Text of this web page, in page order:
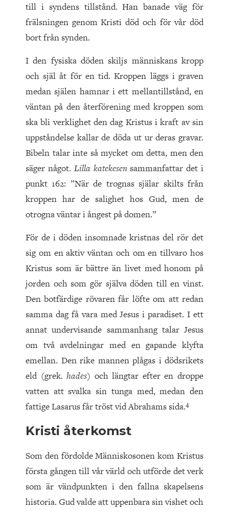
till i syndens tillstånd. Han banade väg för
frälsningen genom Kristi död och för vår död
bort från synden.
I den fysiska döden skiljs människans kropp
och själ åt för en tid. Kroppen läggs i graven
medan själen hamnar i ett mellantillstånd, en
väntan på den återför­ening med kroppen som
ska bli verklighet den dag Kristus i kraft av sin
uppståndelse kallar de döda ut ur deras gravar.
Bibeln talar inte så mycket om detta, men den
säger något. Lilla katekesensammanfattar det i
punkt 162: ”När de trognas själar skilts från
kroppen har de salighet hos Gud, men de
otrogna väntar i ångest på domen.”
För de i döden insomnade kristnas del rör det
sig om en aktiv väntan och om en tillvaro hos
Kristus som är bättre än livet med honom på
jorden och som gör själva döden till en vinst.
Den botfärdige rövaren får löfte om att redan
samma dag få vara med Jesus i paradiset. I ett
annat undervisande sammanhang talar Jesus
om två avdelningar med en gapande klyfta
emellan. Den rike mannen plågas i dödsrikets
eld (grek.hades) och längtar efter en droppe
vatten att svalka sin tunga med, medan den
fattige Lasarus får tröst vid Abrahams sida.4
Kristi återkomst
Som den fördolde Människosonen kom Kristus
första gången till vår värld och utförde det verk
som är vändpunkten i den fallna skapelsens
historia. Gud valde att uppenbara sin vishet och